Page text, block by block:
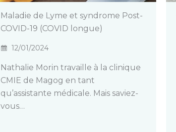
Maladie de Lyme et syndrome Post-
COVID-19 (COVID longue)
12/01/2024
Nathalie Morin travaille à la clinique
CMIE de Magog en tant
qu’assistante médicale. Mais saviez-
vous…